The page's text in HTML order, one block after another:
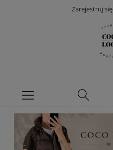
Zarejestruj się